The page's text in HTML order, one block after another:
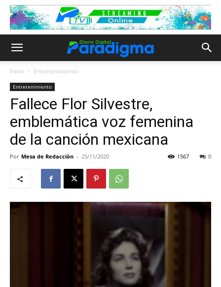
Inicio Entretenimiento
Entretenimiento
Fallece Flor Silvestre,
emblemática voz femenina
de la canción mexicana
Por Mesa de Redacciòn - 25/11/2020 0
1567